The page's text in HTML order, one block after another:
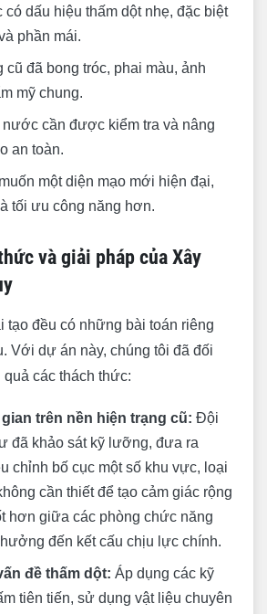
phí sửa chữa nhà trọn gói tại
việc chuyên nghiệp và minh bạch
Minh Duy
Minh Duy để nhận tư vấn và
phí
có dấu hiệu thấm dột nhẹ, đặc biệt
phần mái.
đã bong tróc, phai màu, ảnh
mỹ chung.
nước cần được kiểm tra và nâng
an toàn.
một diện mạo mới hiện đại,
tối ưu công năng hơn.
và giải pháp của Xây
tạo đều có những bài toán riêng
Với dự án này, chúng tôi đã đối
các thách thức:
trên nền hiện trạng cũ: Đội
đã khảo sát kỹ lưỡng, đưa ra
chỉnh bố cục một số khu vực, loại
cần thiết để tạo cảm giác rộng
hơn giữa các phòng chức năng
đến kết cấu chịu lực chính.
đề thấm dột: Áp dụng các kỹ
tiên tiến, sử dụng vật liệu chuyên